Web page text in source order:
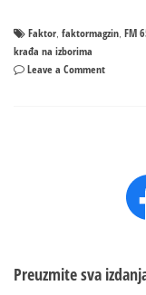
Faktor, faktormagzin, FM
krađa na izborima
Leave a Commenton
KRALO
2020.
GODINE
Preuzmite sva